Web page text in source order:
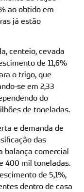
ao obtido em
já estão
centeio, cevada
de 11,6%
o trigo, que
se em 2,33
do
de toneladas.
e demanda de
das
balança comercial
400 mil toneladas.
de 5,1%,
dentro de casa